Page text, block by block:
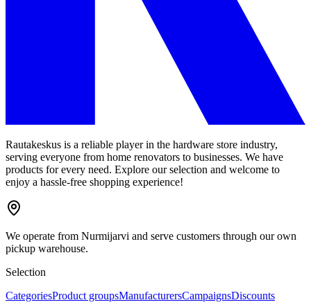
Rautakeskus is a reliable player in the hardware store industry,
serving everyone from home renovators to businesses. We have
products for every need. Explore our selection and welcome to
enjoy a hassle-free shopping experience!
We operate from Nurmijarvi and serve customers through our own
pickup warehouse.
Selection
CategoriesProduct groupsManufacturersCampaignsDiscounts